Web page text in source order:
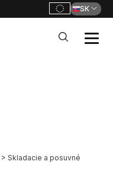
SK
> Skladacie a posuvné